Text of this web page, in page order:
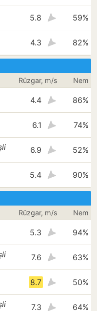
5.8 59%
4.3 82%
Rüzgar, m/s Nem
4.4 86%
6.1 74%
6.9 52%
5.4 90%
Rüzgar, m/s Nem
5.3 94%
7.6 63%
8.7 50%
7.3 64%